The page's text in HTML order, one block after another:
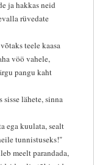
ja hakkas neid
rüvedate
teele kaasa
vöö vahele,
pangu kaht
lähete, sinna
ega kuulata, sealt
tunnistuseks!"
meelt parandada,